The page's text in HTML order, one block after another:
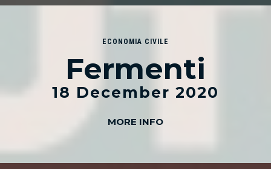
ECONOMIA CIVILE
Fermenti
18 December 2020
MORE INFO